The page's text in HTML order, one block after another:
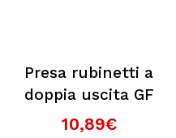
Presa rubinetti a
doppia uscita GF
10,89€